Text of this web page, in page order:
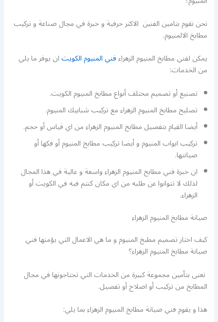
نحن نقوم بتامين الفنين الاكثر حرفية و خبرة في مجال صناعة و تركيب
مطابخ الالمنيوم.
يمكن لفني مطابخ المنيوم الزهراءفني المنيوم الكويتان يوفر ما يلي
من الخدمات:
تصنيع أو تصميم مختلف أنواع مطابخ المنيوم الكويت.
تصليح مطابخ المنيوم الزهراء مع تركيب شبابيك المنيوم.
أيضا القيام بتفصيل مطابخ المنيوم الزهراء من اي قياس أو حجم.
تركيب ابواب المنيوم و أيضا تركيب مطابخ المنيوم أو فكها أو
صيانتها.
ان خبرة فني مطابخ المنيوم الزهراء واسعة و عالية في هذا المجال
لذلك لا تتوانوا عن طلبه من اي مكان كنتم فيه في الكويت أو
الزهراء.
صيانة مطابخ المنيوم الزهراء
كيف اختار تصميم مطبخ المنيوم و ما هي الاعمال التي يؤمنها فني
صيانة مطابخ المنيوم الزهراء؟
نعنى بتأمين مجموعة كبيرة من الخدمات التي تحتاجونها في مجال
المطابخ من تركيب أو اصلاح أو تفصيل.
هذا و يقوم فني صيانة مطابخ المنيوم الزهراء بما يلي: